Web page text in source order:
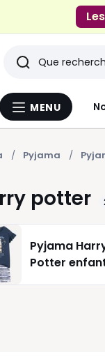
Menu
MENU
Rechercher
Derniers
articles
vus
Pyjama
potter
Pyjama
Potter